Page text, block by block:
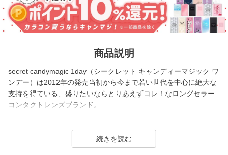
商品説明
secret candymagic 1day（シークレット キャンディーマジック ワ
ンデー）は2012年の発売当初から今まで若い世代を中心に絶大な
支持を得ている、盛りたいならとりあえずコレ！なロングセラー
コンタクトレンズブランド。
と、元祖ちゅるんカラコン「キャンマジ3番」や黒コンの代表格
「キャンマジ5番」、定番ギャルカラコンの他に水光デザインや太